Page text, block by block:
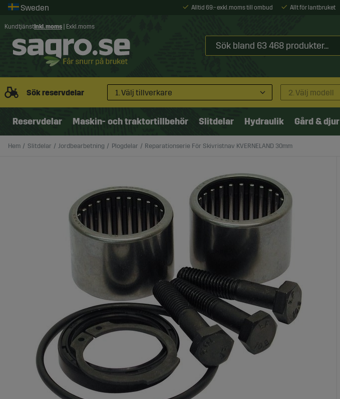
Alltid 69:- exkl. moms till ombud Allt för lantbruket
Kundtjänst Inkl. moms Exkl. moms
Sök reservdelar 1. Välj tillverkare 2. Välj modell
Reservdelar Maskin- och traktortillbehör Slitdelar Hydraulik Gård & djur
Hem Slitdelar Jordbearbetning Plogdelar Reparationserie För Skivristnav KVERNELAND 30mm